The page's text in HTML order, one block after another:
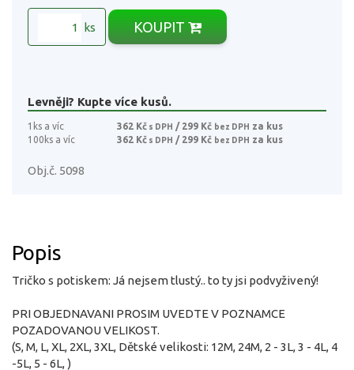
ks KOUPIT
Levněji? Kupte více kusů.
1ks a víc 362 Kč s DPH / 299 Kč bez DPH za kus
100ks a víc
362 Kč s DPH / 299 Kč bez DPH za kus
Obj.č. 5098
Popis
Tričko s potiskem: Já nejsem tlustý.. to ty jsi podvyživený!
PRI OBJEDNAVANI PROSIM UVEDTE V POZNAMCE
POZADOVANOU VELIKOST.
(S, M, L, XL, 2XL, 3XL, Dětské velikosti: 12M, 24M, 2 - 3L, 3 - 4L, 4
-5L, 5 - 6L, )